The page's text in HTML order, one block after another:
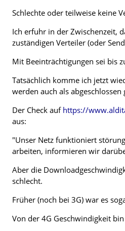
Schlechte oder teilweise keine
Ich erfuhr in der Zwischenzeit,
zuständigen Verteiler (oder
Mit Beeinträchtigungen sei bis
Tatsächlich komme ich jetzt
werden auch als abgeschlossen
Der Check auf https://
aus:
"Unser Netz funktioniert
arbeiten, informieren wir
Aber die
schlecht.
Früher (noch bei 3G) war es
Von der 4G Geschwindigkeit